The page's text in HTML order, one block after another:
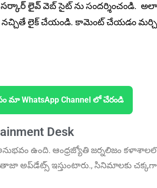
సర్కార్ లైవ్వెబ్ సైట్ ను సందర్శించండి.
లైక్ చేయండి. కామెంట్ చేయడం
మా WhatsApp Channel లో చేరండి
Desk
ఉంది. ఆంధ్ర‌జ్యోతి జ‌ర్న‌లిజం
అప్‌డేట్స్ ఇస్తుంటారు., సినిమాల‌కు